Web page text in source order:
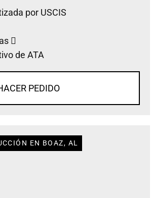
por USCIS
de ATA
PEDIDO
EN BOAZ, AL